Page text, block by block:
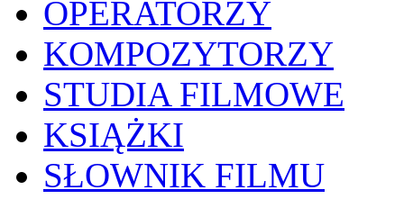
OPERATORZY
KOMPOZYTORZY
STUDIA FILMOWE
KSIĄŻKI
SŁOWNIK FILMU